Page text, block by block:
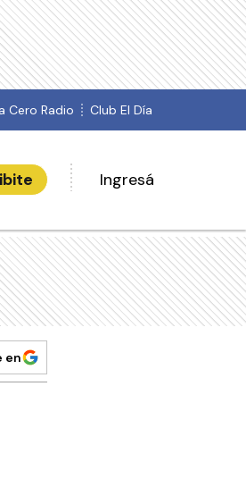
Cero Radio Club El Día
Ingresá
en